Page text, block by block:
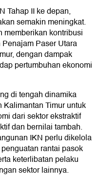
Tahap II ke depan,
semakin meningkat.
memberikan kontribusi
Paser Utara
dengan dampak
pertumbuhan ekonomi
di tengah dinamika
Timur untuk
dari sektor ekstraktif
dan bernilai tambah.
IKN perlu dikelola
rantai pasok
keterlibatan pelaku
sektor lainnya.